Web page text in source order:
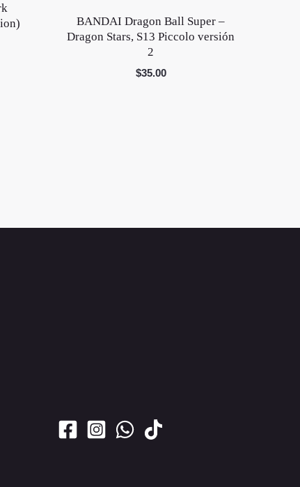
BANDAI Dragon Ball Super –
Dragon Stars, S13 Piccolo versión
2
$35.00